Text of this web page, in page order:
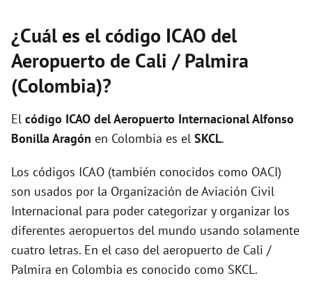
¿Cuál es el código ICAO del
Aeropuerto de Cali / Palmira
(Colombia)?
El código ICAO delAeropuerto Internacional Alfonso
Bonilla Aragón en Colombia es el SKCL.
Los códigos ICAO (también conocidos como OACI)
son usados por la Organización de Aviación Civil
Internacional para poder categorizar y organizar los
diferentes aeropuertos del mundo usando solamente
cuatro letras. En el caso del aeropuerto de Cali /
Palmira en Colombia es conocido como SKCL.